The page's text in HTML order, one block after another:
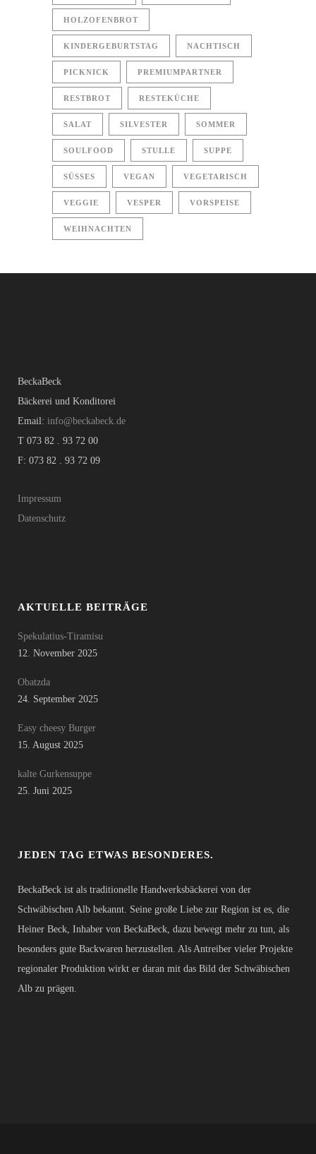
HOLZOFENBROT
KINDERGEBURTSTAG NACHTISCH
PICKNICK PREMIUMPARTNER
RESTBROT RESTEKÜCHE
SALAT SILVESTER SOMMER
SOULFOOD STULLE SUPPE
SÜSSES VEGAN VEGETARISCH
VEGGIE VESPER VORSPEISE
WEIHNACHTEN
BeckaBeck
Bäckerei und Konditorei
Email: info@beckabeck.de
T 073 82 . 93 72 00
F: 073 82 . 93 72 09
Impressum
Datenschutz
AKTUELLE BEITRÄGE
Spekulatius-Tiramisu
12. November 2025
Obatzda
24. September 2025
Easy cheesy Burger
15. August 2025
kalte Gurkensuppe
25. Juni 2025
JEDEN TAG ETWAS BESONDERES.
BeckaBeck ist als traditionelle Handwerksbäckerei von der
Schwäbischen Alb bekannt. Seine große Liebe zur Region ist es, die
Heiner Beck, Inhaber von BeckaBeck, dazu bewegt mehr zu tun, als
besonders gute Backwaren herzustellen. Als Antreiber vieler Projekte
regionaler Produktion wirkt er daran mit das Bild der Schwäbischen
Alb zu prägen.